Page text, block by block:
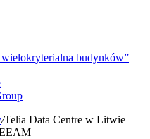
budynków”
/Telia Data Centre w Litwie